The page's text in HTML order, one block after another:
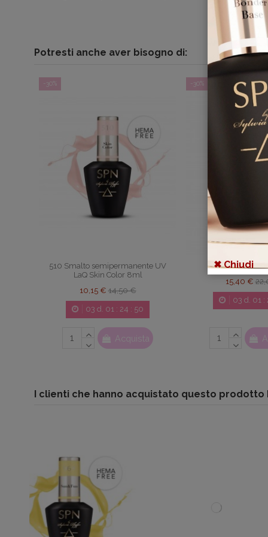
Potresti anche aver bisogno di:
-30%
510 Smalto semipermanente UV
LaQ Skin Color 8ml
10,15 €14,50 €
03 d. 01 : 24 : 49
Acquista
-30%
Cover Me! Gel
15,40 €
03 d. 01 :
I clienti che hanno acquistato questo
✖ Chiudi